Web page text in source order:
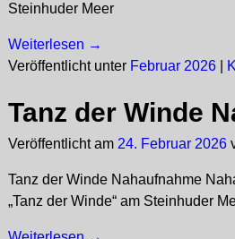
Steinhuder Meer
Weiterlesen →
Veröffentlicht unter Februar 2026|
Tanz der Winde
Veröffentlicht am 24. Februar 2026
Tanz der Winde Nahaufnahme
„Tanz der Winde“ am Steinhuder